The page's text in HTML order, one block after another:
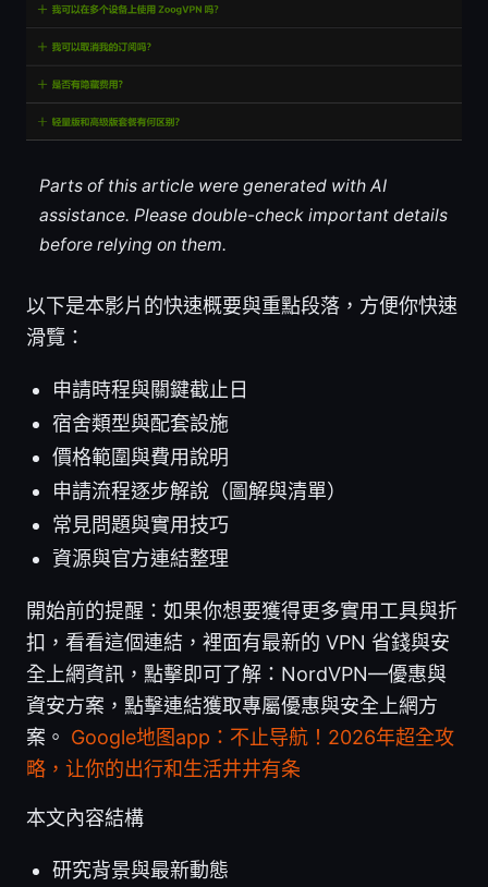
Parts of this article were generated with AI
assistance. Please double-check important details
before relying on them.
以下是本影片的快速概要與重點段落，方便你快速
滑覽：
申請時程與關鍵截止日
宿舍類型與配套設施
價格範圍與費用說明
申請流程逐步解說（圖解與清單）
常見問題與實用技巧
資源與官方連結整理
開始前的提醒：如果你想要獲得更多實用工具與折
扣，看看這個連結，裡面有最新的 VPN 省錢與安
全上網資訊，點擊即可了解：NordVPN—優惠與
資安方案，點擊連結獲取專屬優惠與安全上網方
案。 Google地图app：不止导航！2026年超全攻
略，让你的出行和生活井井有条
本文內容結構
研究背景與最新動態